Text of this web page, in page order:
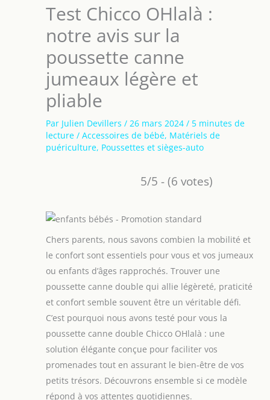
Test Chicco OHlalà :
notre avis sur la
poussette canne
jumeaux légère et
pliable
Par Julien Devillers / 26 mars 2024 / 5 minutes de
lecture / Accessoires de bébé, Matériels de
puériculture, Poussettes et sièges-auto
5/5 - (6 votes)
Chers parents, nous savons combien la mobilité et
le confort sont essentiels pour vous et vos jumeaux
ou enfants d’âges rapprochés. Trouver une
poussette canne double qui allie légèreté, praticité
et confort semble souvent être un véritable défi.
C’est pourquoi nous avons testé pour vous la
poussette canne double Chicco OHlalà : une
solution élégante conçue pour faciliter vos
promenades tout en assurant le bien-être de vos
petits trésors. Découvrons ensemble si ce modèle
répond à vos attentes quotidiennes.